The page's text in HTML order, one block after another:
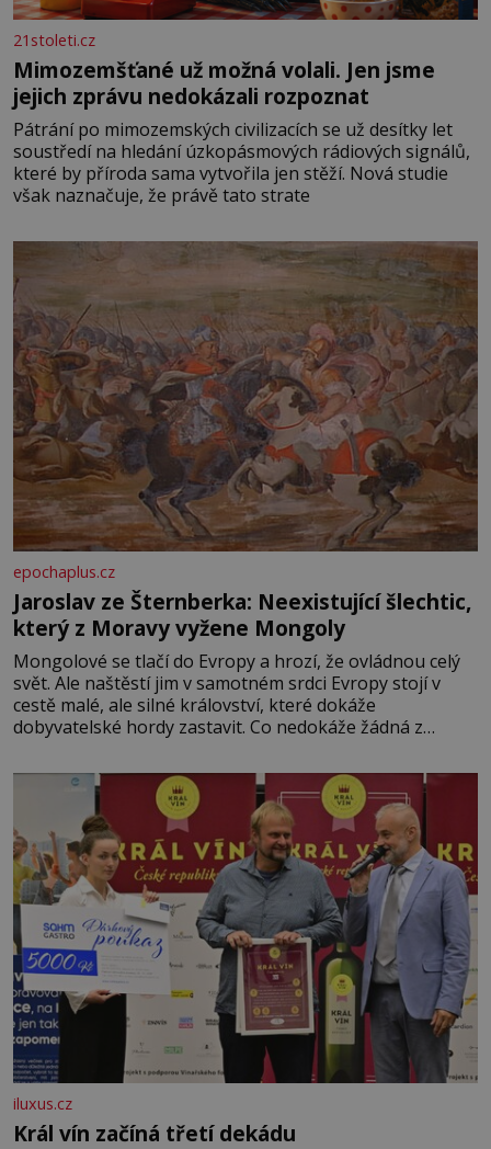
21stoleti.cz
Mimozemšťané už možná volali. Jen jsme
jejich zprávu nedokázali rozpoznat
Pátrání po mimozemských civilizacích se už desítky let
soustředí na hledání úzkopásmových rádiových signálů,
které by příroda sama vytvořila jen stěží. Nová studie
však naznačuje, že právě tato strate
epochaplus.cz
Jaroslav ze Šternberka: Neexistující šlechtic,
který z Moravy vyžene Mongoly
Mongolové se tlačí do Evropy a hrozí, že ovládnou celý
svět. Ale naštěstí jim v samotném srdci Evropy stojí v
cestě malé, ale silné království, které dokáže
dobyvatelské hordy zastavit. Co nedokáže žádná z
král. Nebo že by ne? Mongolové od roku 1223 postupují
podél Kaspického a Azovského moře,
iluxus.cz
Král vín začíná třetí dekádu